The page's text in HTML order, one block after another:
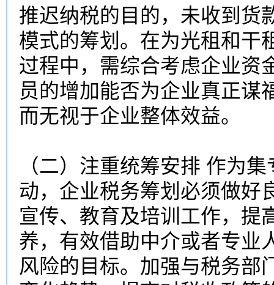
推迟纳税的目的，未收到货
模式的筹划。在为光租和干
过程中，需综合考虑企业资
员的增加能否为企业真正谋
而无视于企业整体效益。
（二）注重统筹安排 作为
动，企业税务筹划必须做好
宣传、教育及培训工作，提
养，有效借助中介或者专业
风险的目标。加强与税务部